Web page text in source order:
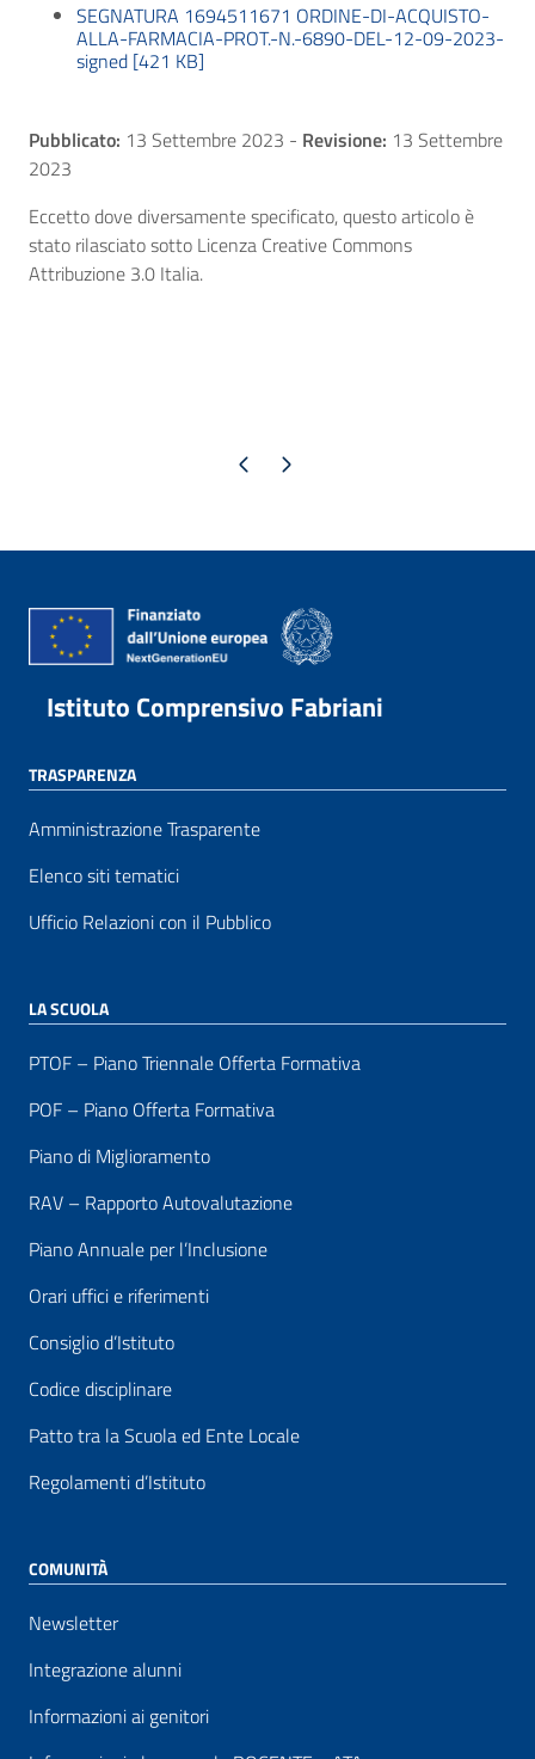
SEGNATURA 1694511671 ORDINE-DI-ACQUISTO-
ALLA-FARMACIA-PROT.-N.-6890-DEL-12-09-2023-
signed [421 KB]
Pubblicato: 13 Settembre 2023 - Revisione: 13 Settembre
2023
Eccetto dove diversamente specificato, questo articolo è
stato rilasciato sotto Licenza Creative Commons
Attribuzione 3.0 Italia.
Pagina precedente
Pagina successiva
Istituto Comprensivo Fabriani
TRASPARENZA
Amministrazione Trasparente
Elenco siti tematici
Ufficio Relazioni con il Pubblico
LA SCUOLA
PTOF – Piano Triennale Offerta Formativa
POF – Piano Offerta Formativa
Piano di Miglioramento
RAV – Rapporto Autovalutazione
Piano Annuale per l’Inclusione
Orari uffici e riferimenti
Consiglio d’Istituto
Codice disciplinare
Patto tra la Scuola ed Ente Locale
Regolamenti d’Istituto
COMUNITÀ
Newsletter
Integrazione alunni
Informazioni ai genitori